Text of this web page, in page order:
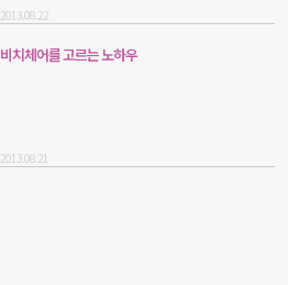
2013.08.22
비치체어를 고르는 노하우
2013.08.21